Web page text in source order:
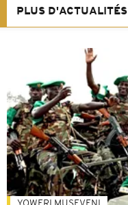
PLUS D'ACTUALITÉS